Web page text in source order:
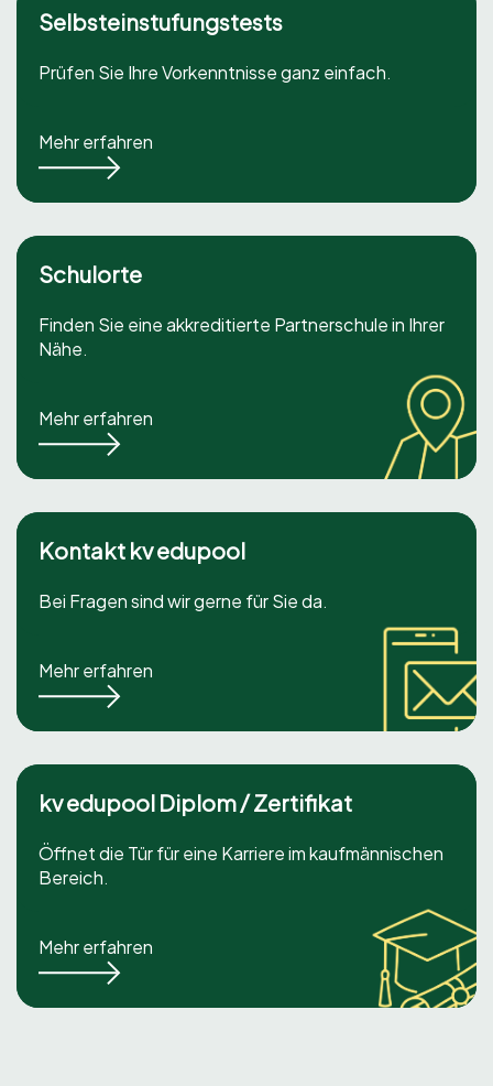
Selbsteinstufungstests
Prüfen Sie Ihre Vorkenntnisse ganz einfach.
Mehr erfahren
Schulorte
Finden Sie eine akkreditierte Partnerschule in Ihrer
Nähe.
Mehr erfahren
Kontakt kv edupool
Bei Fragen sind wir gerne für Sie da.
Mehr erfahren
kv edupool Diplom / Zertifikat
Öffnet die Tür für eine Karriere im kaufmännischen
Bereich.
Mehr erfahren